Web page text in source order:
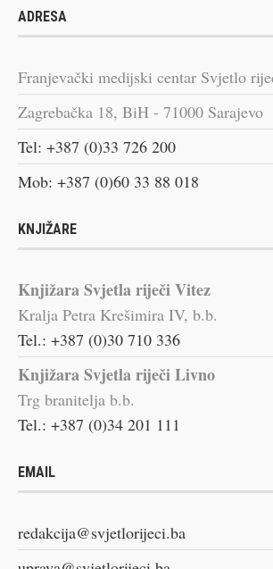
ADRESA
Franjevački medijski centar Svjetlo
Zagrebačka 18, BiH - 71000 Sarajevo
Tel: +387 (0)33 726 200
Mob: +387 (0)60 33 88 018
KNJIŽARE
Knjižara Svjetla riječi Vitez
Kralja Petra Krešimira IV, b.b.
Tel.: +387 (0)30 710 336
Knjižara Svjetla riječi Livno
Trg branitelja b.b.
Tel.: +387 (0)34 201 111
EMAIL
redakcija@svjetlorijeci.ba